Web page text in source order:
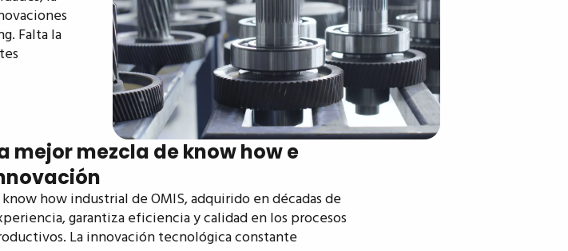
Falta la
mejor mezcla de know how e
know how industrial de OMIS, adquirido en décadas de
garantiza eficiencia y calidad en los procesos
La innovación tecnológica constante